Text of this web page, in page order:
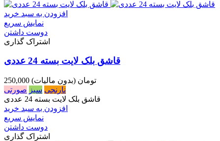
افزودن به سبد خرید
نمایش سریع
دوست داشتن
اشتراک گذاری
قاشق بلک لایت بسته 24 عددی
250,000 تومان (بدون مالیات)
نارنجی سبز صورتی
قاشق بلک لایت بسته 24 عددی
افزودن به سبد خرید
نمایش سریع
دوست داشتن
اشتراک گذاری